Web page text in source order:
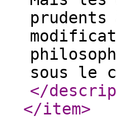
sous le
</
</item>